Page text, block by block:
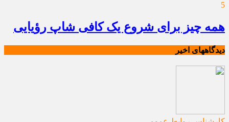
5
همه چیز برای شروع یک کافی شاپ رؤیایی
دیدگاههای اخیر